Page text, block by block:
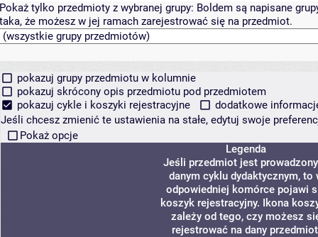
Pokaż tylko przedmioty z wybranej grupy: Boldem są napisane
taka, że możesz w jej ramach zarejestrować się na przedmiot.
pokazuj grupy przedmiotu w kolumnie
pokazuj skrócony opis przedmiotu pod przedmiotem
pokazuj cykle i koszyki rejestracyjne
dodatkowe
Jeśli chcesz zmienić te ustawienia na stałe, edytuj swoje
Pokaż opcje
Legenda
Jeśli przedmiot jest
danym cyklu dydaktycznym, to
odpowiedniej komórce pojawi
koszyk rejestracyjny. Ikona
zależy od tego, czy możesz
rejestrować na dany